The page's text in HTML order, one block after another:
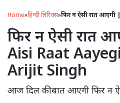
Home»हिन्दी लिरिक्स»फिर न ऐसी रात
फिर न ऐसी रात
Aisi Raat
Arijit Singh
आज दिल की बात आएगी फिर न